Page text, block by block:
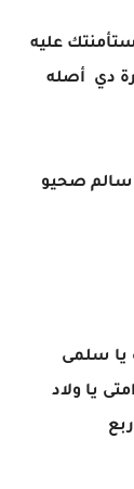
عليه
دي أصله
صحيو
سلمى
يا ولاد